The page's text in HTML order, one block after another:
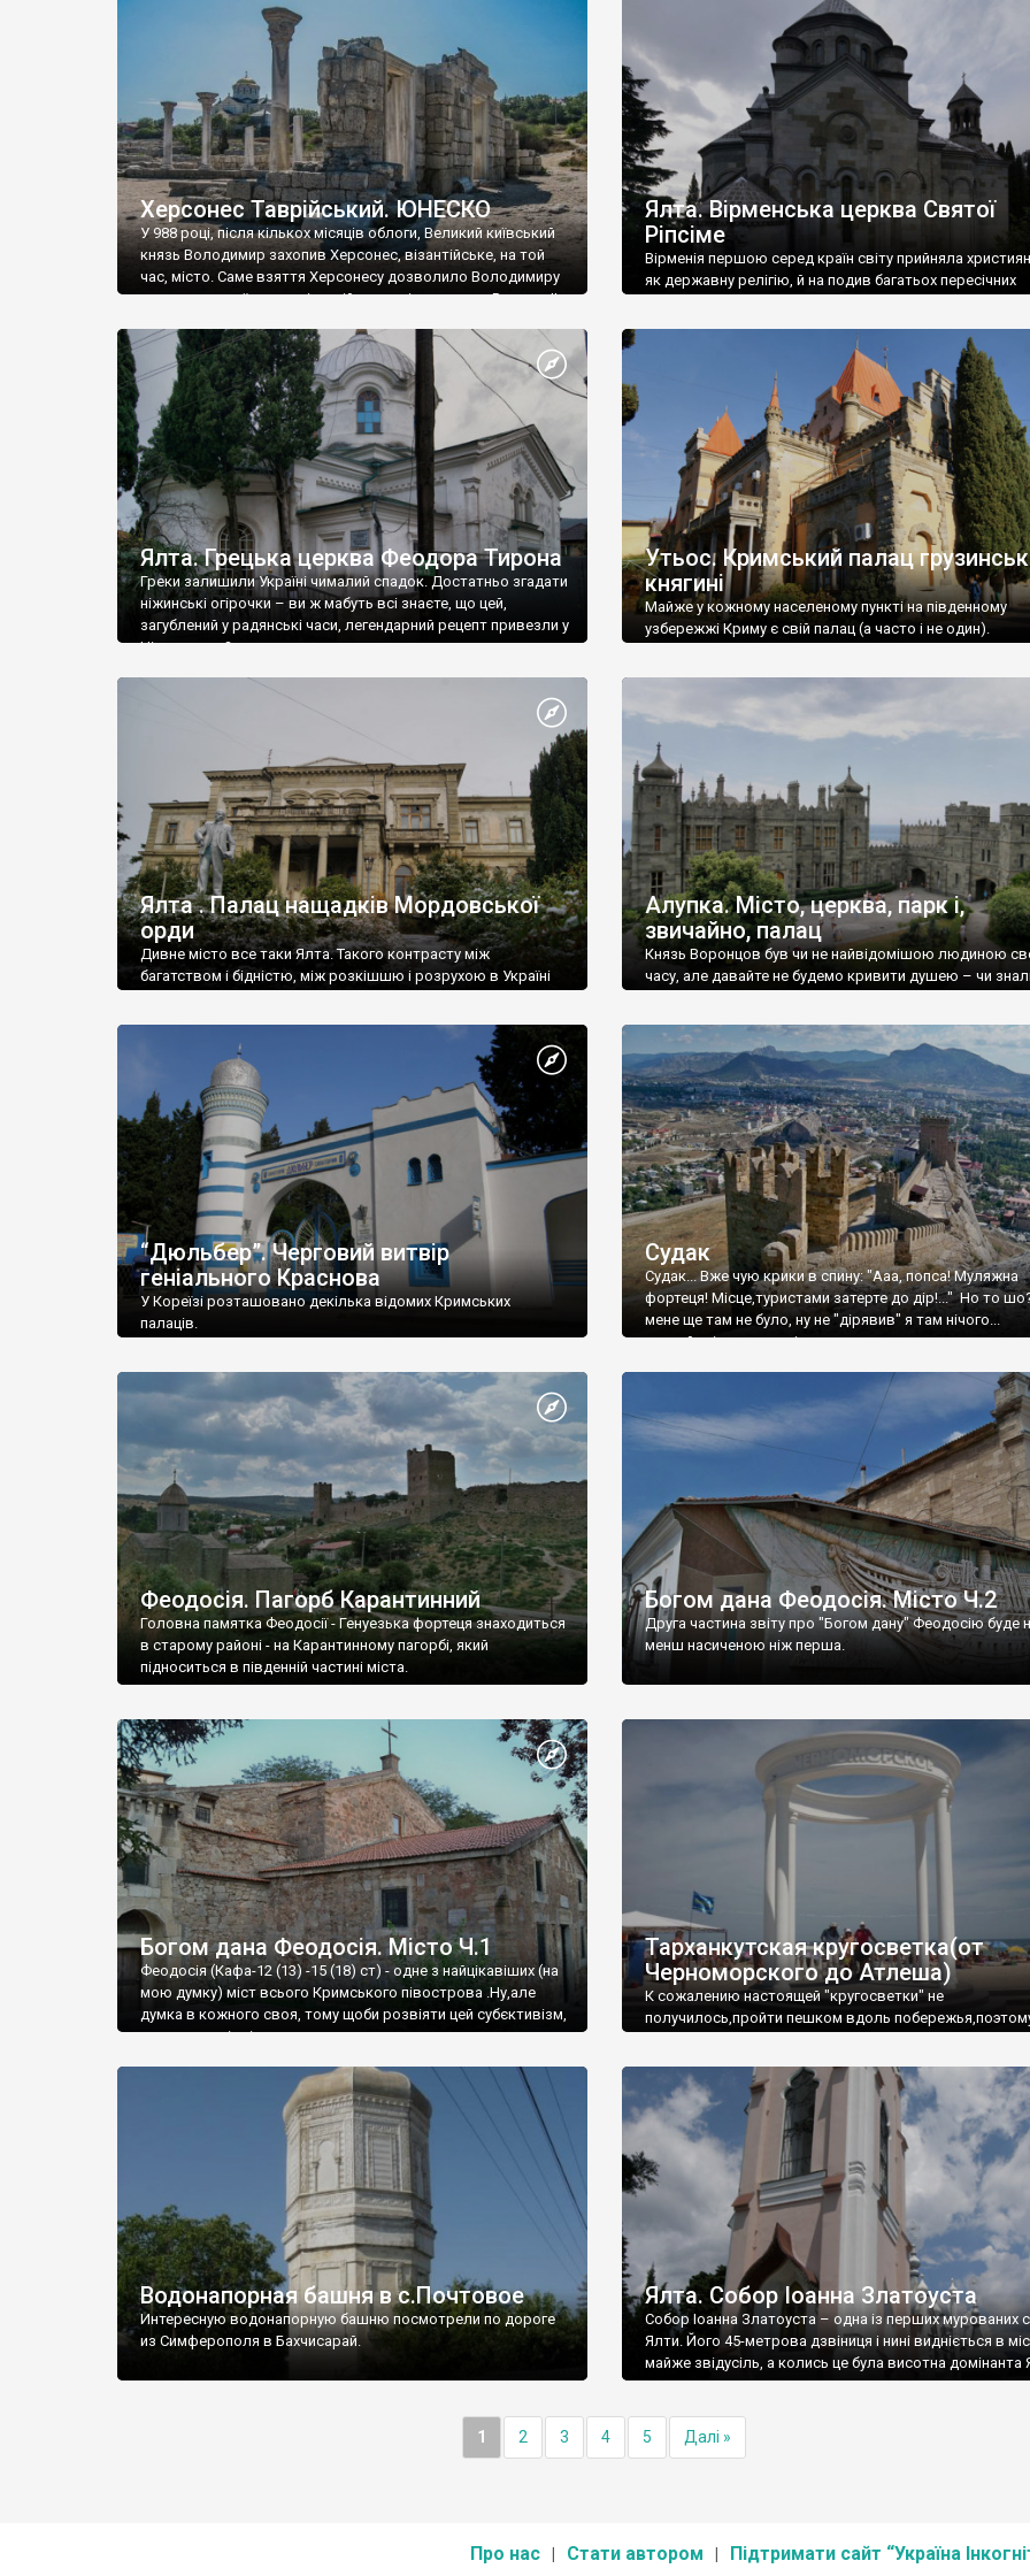
візантійської доби. Раритети викрадені з фондів об’єкту
культурної спадщини ЮНЕСКО «Херсонеса Таврійського».
Офіційно – на виставку «Золото Візантії», але експерти та
влада в Україні вважають це лише […]
називаються «повстяками» (postaki)…” “Вино. Крим
виробляє відмінне вино і його вдосталь: воно все
легке біле і дуже […]
Херсонес Таврійський. ЮНЕСКО
У 988 році, після кількох місяців облоги, Великий київський
князь Володимир захопив Херсонес, візантійське, на той
час, місто. Саме взяття Херсонесу дозволило Володимиру
диктувати свої умови візантійському імператору Василю ІІ,
Херсонесі Володимир-язичник, став Василем-
християнином. А потім було Хрещення Русі. На честь
Херсонесу Таврійського названо місто […]
Ялта. Вірменська церква Святої
Ріпсіме
Вірменія першою серед країн світу прийняла
як державну релігію, й на подив багатьох пересічних
Ялта. Грецька церква Феодора Тирона
Греки залишили Україні чималий спадок. Достатньо згадати
ніжинські огірочки – ви ж мабуть всі знаєте, що цей,
загублений у радянські часи, легендарний рецепт привезли у
Ніжин греки?
Утьос. Кримський палац
княгині
Майже у кожному населеному пункті на південному
узбережжі Криму є свій палац (а часто і не один).
Ялта . Палац нащадків Мордовської
орди
Дивне місто все таки Ялта. Такого контрасту між
багатством і бідністю, між розкішшю і розрухою в Україні
Алупка. Місто, церква, парк і,
звичайно, палац
Князь Воронцов був чи не найвідомішою людиною
часу, але давайте не будемо кривити душею – чи
“Дюльбер”. Черговий витвір
геніального Краснова
У Кореїзі розташовано декілька відомих Кримських
палаців.
Судак
Судак... Вже чую крики в спину: "Ааа, попса! Муляжна
фортеця! Місце,туристами затерте до дір!..." Но то
мене ще там не було, ну не "дірявив" я там нічого...
принаймні до цього літа.
Феодосія. Пагорб Карантинний
Головна памятка Феодосії - Генуезька фортеця знаходиться
в старому районі - на Карантинному пагорбі, який
підноситься в південній частині міста.
Богом дана Феодосія. Місто Ч.2
Друга частина звіту про "Богом дану" Феодосію буде
менш насиченою ніж перша.
Богом дана Феодосія. Місто Ч.1
Феодосія (Кафа-12 (13) -15 (18) ст) - одне з найцікавіших (на
мою думку) міст всього Кримського півострова .Ну,але
думка в кожного своя, тому щоби розвіяти цей субєктивізм,
запрошую відвідати це
Тарханкутская кругосветка(от
Черноморского до Атлеша)
К сожалению настоящей "кругосветки" не
получилось,пройти пешком вдоль
Водонапорная башня в с.Почтовое
Интересную водонапорную башню посмотрели по дороге
из Симферополя в Бахчисарай.
Ялта. Собор Іоанна Златоуста
Собор Іоанна Златоуста – одна із перших мурованих
Ялти. Його 45-метрова дзвіниця і нині видніється в
майже звідусіль, а колись це була висотна домінанта
1 2 3 4 5 Далі »
Про нас Стати автором Підтримати сайт “Україна